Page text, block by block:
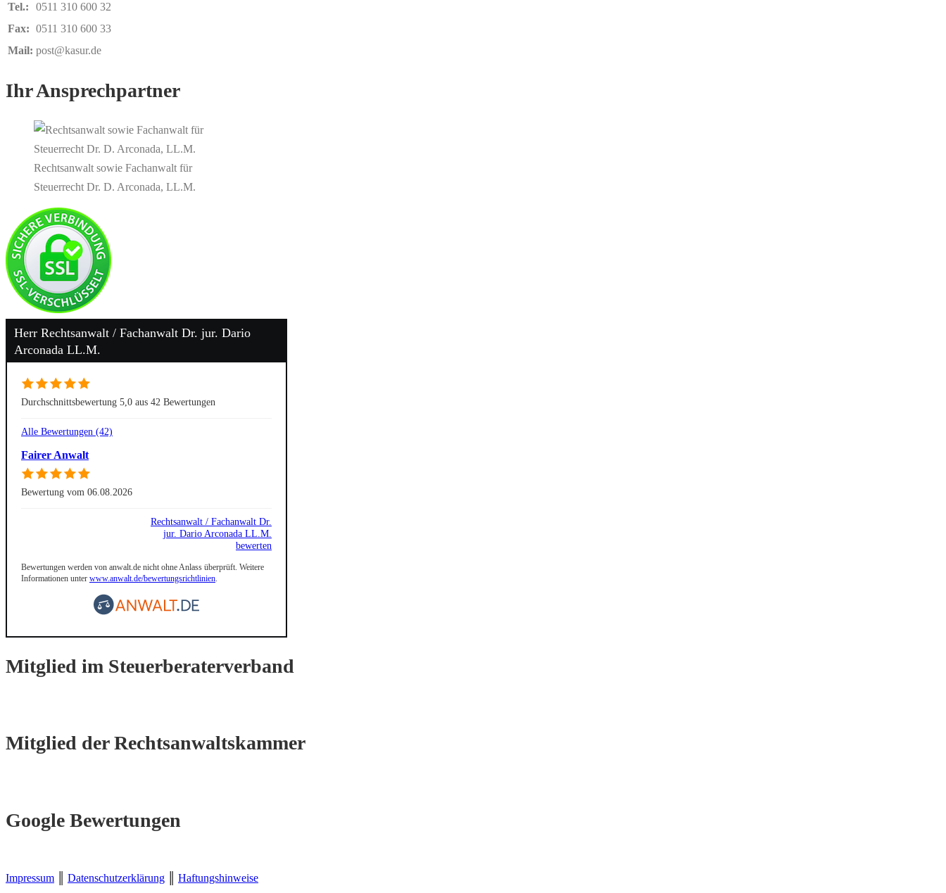
Tel.:
0511 310 600 32
Fax: 0511 310 600 33
Mail: post@kasur.de
Ihr Ansprechpartner
Rechtsanwalt sowie Fachanwalt für
Steuerrecht Dr. D. Arconada, LL.M.
Herr Rechtsanwalt / Fachanwalt Dr. jur. Dario
Arconada LL.M.
Durchschnittsbewertung 5,0 aus 42 Bewertungen
Alle Bewertungen (42)
Fairer Anwalt
Bewertung vom 06.08.2026
Rechtsanwalt / Fachanwalt Dr.
jur. Dario Arconada LL.M.
bewerten
Bewertungen werden von anwalt.de nicht ohne Anlass überprüft. Weitere
Informationen unter www.anwalt.de/bewertungsrichtlinien
Mitglied im Steuerberaterverband
Mitglied der Rechtsanwaltskammer
Google Bewertungen
Impressum Datenschutzerklärung
Haftungshinweise